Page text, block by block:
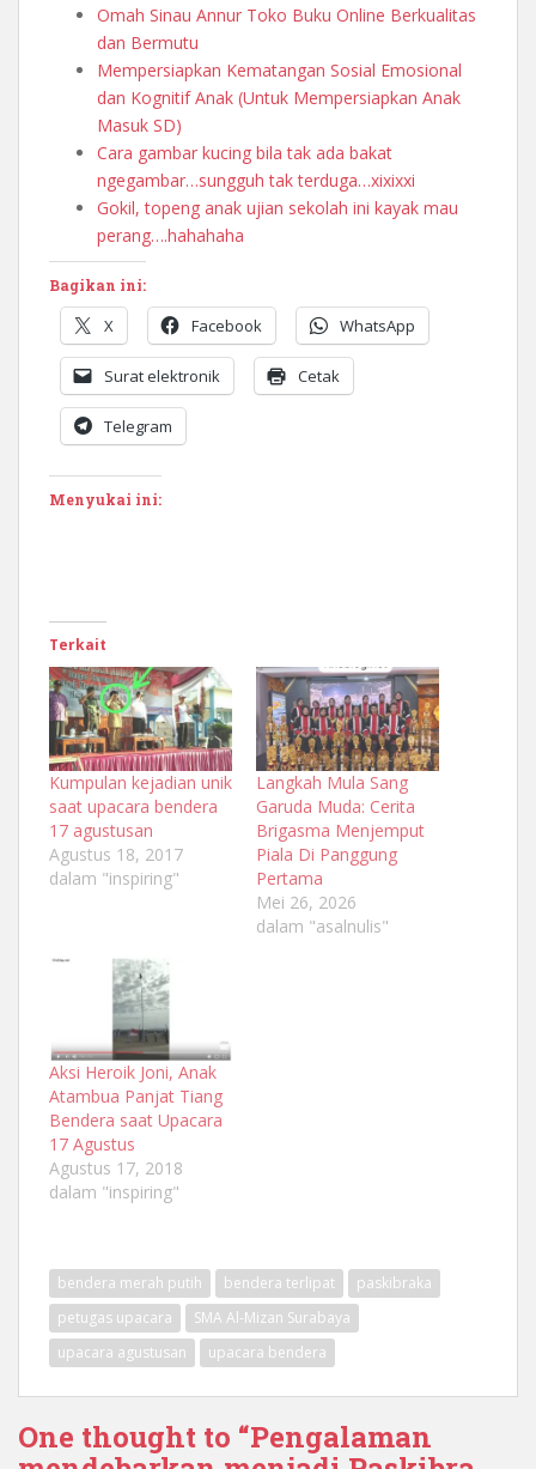
Omah Sinau Annur Toko Buku Online Berkualitas
dan Bermutu
Mempersiapkan Kematangan Sosial Emosional
dan Kognitif Anak (Untuk Mempersiapkan Anak
Masuk SD)
Cara gambar kucing bila tak ada bakat
ngegambar…sungguh tak terduga…xixixxi
Gokil, topeng anak ujian sekolah ini kayak mau
perang….hahahaha
Bagikan ini:
X Facebook WhatsApp
Surat elektronik Cetak
Telegram
Menyukai ini:
Terkait
Kumpulan kejadian unik
saat upacara bendera
17 agustusan
Agustus 18, 2017
dalam "inspiring"
Langkah Mula Sang
Garuda Muda: Cerita
Brigasma Menjemput
Piala Di Panggung
Pertama
Mei 26, 2026
dalam "asalnulis"
Aksi Heroik Joni, Anak
Atambua Panjat Tiang
Bendera saat Upacara
17 Agustus
Agustus 17, 2018
dalam "inspiring"
bendera merah putih bendera terlipat
paskibraka
petugas upacara
SMA Al-Mizan Surabaya
upacara agustusan
upacara bendera
One thought to “Pengalaman